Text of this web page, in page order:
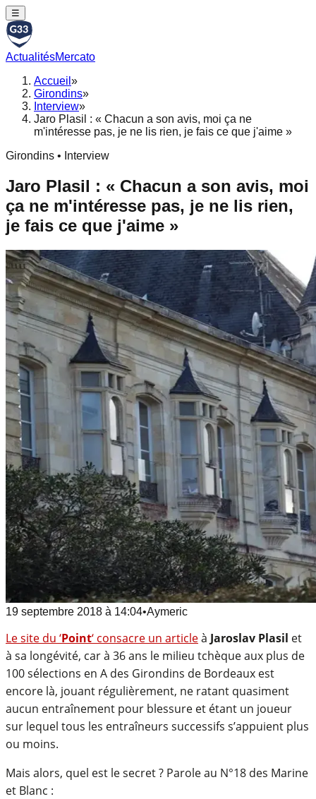
☰
ActualitésMercato
Accueil »
Girondins»
Interview»
Jaro Plasil : « Chacun a son avis, moi ça ne
m'intéresse pas, je ne lis rien, je fais ce que j'aime »
Girondins • Interview
Jaro Plasil : « Chacun a son avis, moi
ça ne m'intéresse pas, je ne lis rien,
je fais ce que j'aime »
19 septembre 2018 à 14:04•Aymeric
Le site du ‘Point‘ consacre un articleà Jaroslav Plasil et
à sa longévité, car à 36 ans le milieu tchèque aux plus de
100 sélections en A des Girondins de Bordeaux est
encore là, jouant régulièrement, ne ratant quasiment
aucun entraînement pour blessure et étant un joueur
sur lequel tous les entraîneurs successifs s’appuient plus
ou moins.
Mais alors, quel est le secret ? Parole au N°18 des Marine
et Blanc :